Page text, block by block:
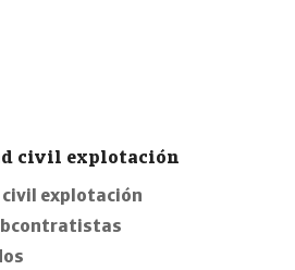
civil explotación
explotación